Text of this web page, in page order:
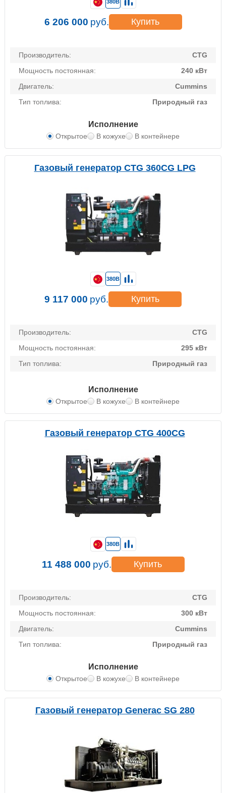
Производитель:
CTG
Мощность постоянная:
240 кВт
Двигатель:
Cummins
Тип топлива:
Природный газ
Исполнение
Открытое В кожухе В контейнере
380В
6 206 000 руб. Купить
Газовый генератор CTG 360CG LPG
Производитель:
CTG
Мощность постоянная:
295 кВт
Тип топлива:
Природный газ
Исполнение
Открытое В кожухе В контейнере
380В
9 117 000 руб. Купить
Газовый генератор CTG 400CG
Производитель:
CTG
Мощность постоянная:
300 кВт
Двигатель:
Cummins
Тип топлива:
Природный газ
Исполнение
Открытое В кожухе В контейнере
380В
11 488 000 руб. Купить
Газовый генератор Generac SG 280